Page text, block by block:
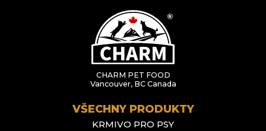
CHARM PET FOOD
Vancouver, BC Canada
VŠECHNY PRODUKTY
KRMIVO PRO PSY